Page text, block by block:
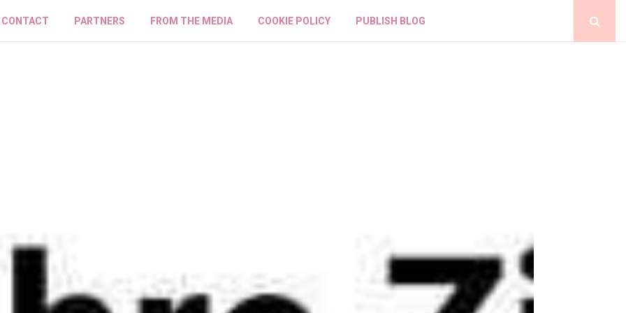
CONTACT PARTNERS FROM THE MEDIA COOKIE POLICY PUBLISH BLOG